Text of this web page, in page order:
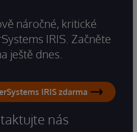
náročné, kritické
IRIS. Začněte
ještě dnes.
IRIS zdarma
nás